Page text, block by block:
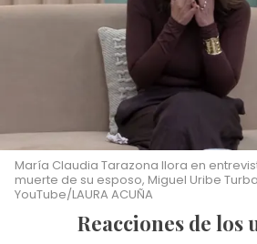
María Claudia Tarazona llora en
muerte de su esposo, Miguel Uribe
YouTube/LAURA ACUÑA
Reacciones de